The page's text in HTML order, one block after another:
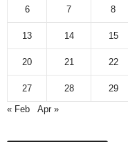
6 7 8
13 14 15
20 21 22
27 28 29
« Feb
Apr »